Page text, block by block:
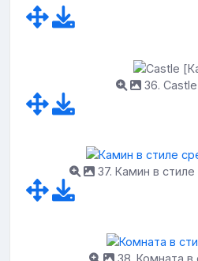
36.
37. Камин в
38. Комната в